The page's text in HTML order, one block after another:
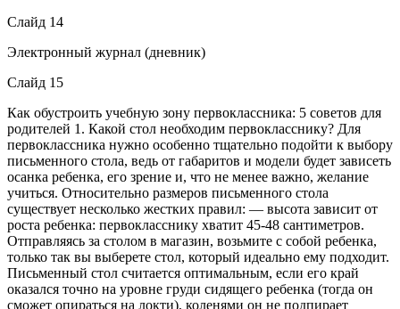
Слайд 14
Электронный журнал (дневник)
Слайд 15
Как обустроить учебную зону первоклассника: 5 советов для
родителей 1. Какой стол необходим первокласснику? Для
первоклассника нужно особенно тщательно подойти к выбору
письменного стола, ведь от габаритов и модели будет зависеть
осанка ребенка, его зрение и, что не менее важно, желание
учиться. Относительно размеров письменного стола
существует несколько жестких правил: — высота зависит от
роста ребенка: первокласснику хватит 45-48 сантиметров.
Отправляясь за столом в магазин, возьмите с собой ребенка,
только так вы выберете стол, который идеально ему подходит.
Письменный стол считается оптимальным, если его край
оказался точно на уровне груди сидящего ребенка (тогда он
сможет опираться на локти), коленями он не подпирает